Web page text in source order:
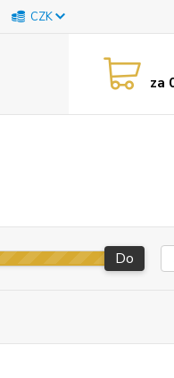
CZK
za
Do